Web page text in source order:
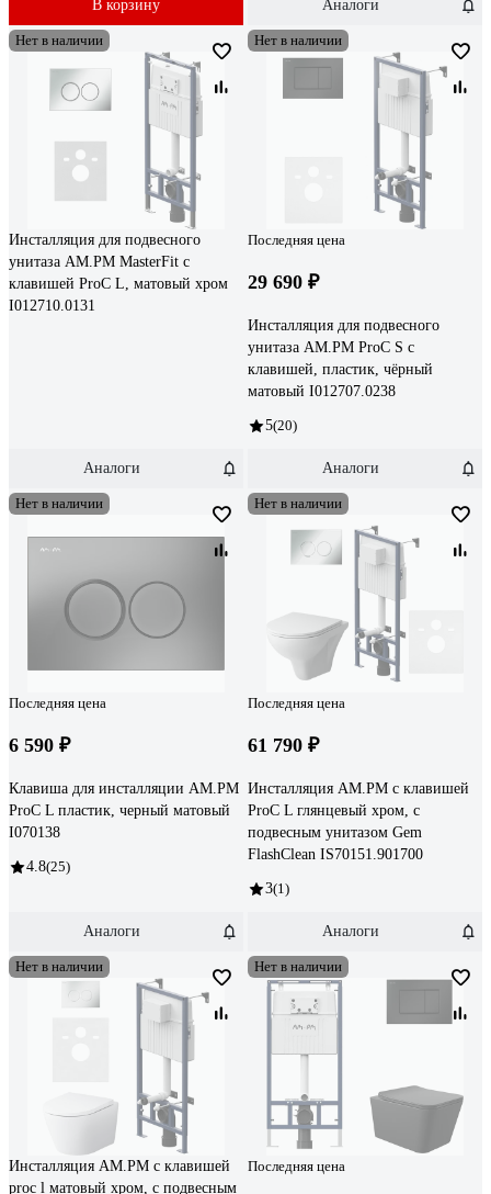
В корзину Аналоги
Нет в наличии
Инсталляция для подвесного
унитаза AM.PM MasterFit с
клавишей ProC L, матовый хром
I012710.0131
Аналоги
Нет в наличии
Последняя цена
29 690 ₽
Инсталляция для подвесного
унитаза AM.PM ProC S с
клавишей, пластик, чёрный
матовый I012707.0238
5(20)
Аналоги
Нет в наличии
Последняя цена
6 590 ₽
Клавиша для инсталляции AM.PM
ProC L пластик, черный матовый
I070138
4.8(25)
Аналоги
Нет в наличии
Последняя цена
61 790 ₽
Инсталляция AM.PM с клавишей
ProC L глянцевый хром, с
подвесным унитазом Gem
FlashClean IS70151.901700
3(1)
Аналоги
Нет в наличии
Инсталляция AM.PM с клавишей
proc l матовый хром, с подвесным
Нет в наличии
Последняя цена